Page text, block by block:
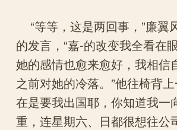
“等等，这是两回事，”廉翼
的发言，“嘉-的改变我全看在
她的感情也愈来愈好，我相信
之前对她的冷落。”他往椅背
在是要我出国耶，你知道我一
重，连星期六、日都很想往公